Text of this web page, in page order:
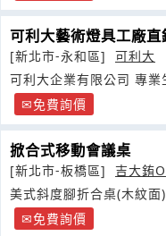
可利大藝術燈具工廠直
[新北市-永和區]
可利大
可利大企業有限公司 專
免費詢價
掀合式移動會議桌
[新北市-板橋區]
吉大銪O
免費詢價